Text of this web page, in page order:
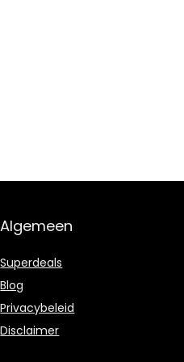
Algemeen
Superdeals
Blog
Privacybeleid
Disclaimer